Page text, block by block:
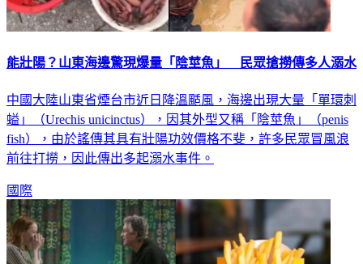
能壯陽？山東海邊驚現爆量「陰莖魚」 民眾搶撈傳多人溺水
中國大陸山東省煙台市近日降溫颳風，海邊出現大量「單環刺
螠」（Urechis unicinctus），因其外型又稱「陰莖魚」（penis
fish），由於謠傳其具有壯陽功效價格不斐，許多民眾冒風浪
前往打撈，因此傳出多起溺水事件。
國際